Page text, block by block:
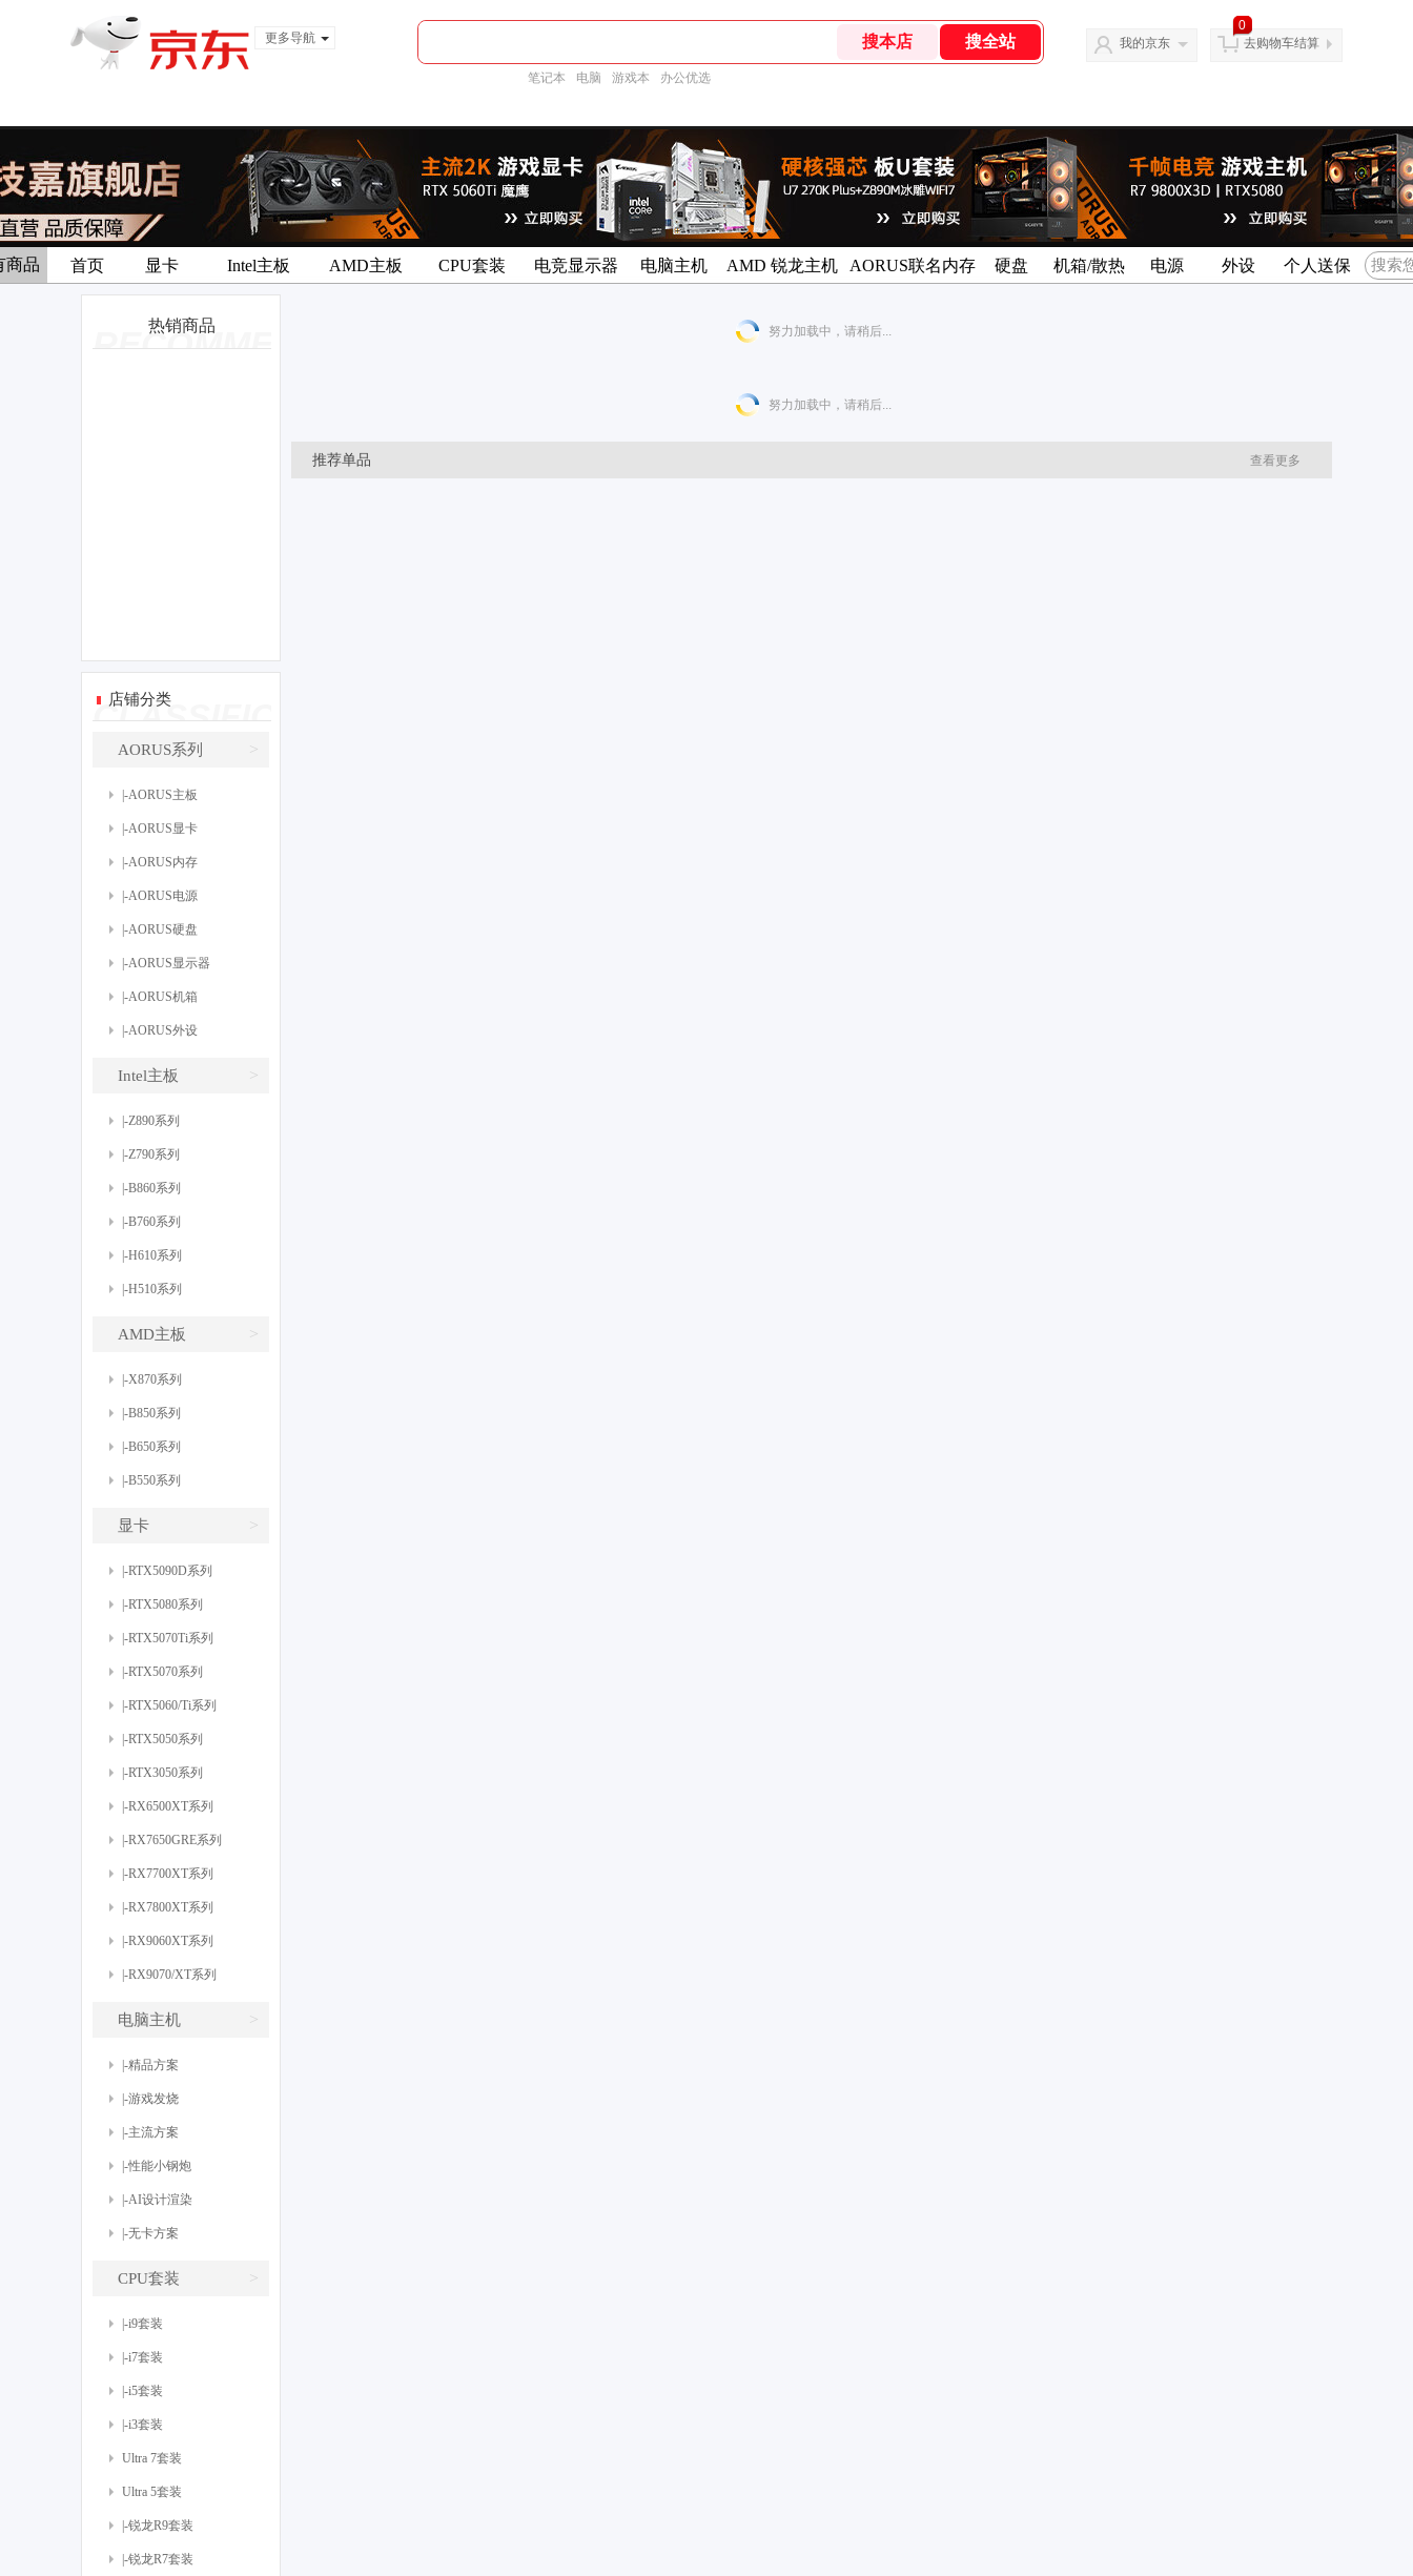
更多导航
笔记本 电脑 游戏本 办公优选
我的京东
0
去购物车结算
首页
商品 显卡 Intel主板 AMD主板 电竞显示器
CPU套装 电脑主机 硬盘 机箱/散热 电源 外设
AMD 锐龙主机 AORUS联名内存 个人送保
RECOMMEND
热销商品
CLASSIFICATE
店铺分类
AORUS系列 >
|-AORUS主板
|-AORUS显卡
|-AORUS内存
|-AORUS电源
|-AORUS硬盘
|-AORUS显示器
|-AORUS机箱
|-AORUS外设
Intel主板 >
|-Z890系列
|-Z790系列
|-B860系列
|-B760系列
|-H610系列
|-H510系列
AMD主板 >
|-X870系列
|-B850系列
|-B650系列
|-B550系列
显卡 >
|-RTX5090D系列
|-RTX5080系列
|-RTX5070Ti系列
|-RTX5070系列
|-RTX5060/Ti系列
|-RTX5050系列
|-RTX3050系列
|-RX6500XT系列
|-RX7650GRE系列
|-RX7700XT系列
|-RX7800XT系列
|-RX9060XT系列
|-RX9070/XT系列
电脑主机 >
|-精品方案
|-游戏发烧
|-主流方案
|-性能小钢炮
|-AI设计渲染
|-无卡方案
CPU套装 >
|-i9套装
|-i7套装
|-i5套装
|-i3套装
Ultra 7套装
Ultra 5套装
|-锐龙R9套装
|-锐龙R7套装
努力加载中，请稍后...
努力加载中，请稍后...
查看更多
推荐单品